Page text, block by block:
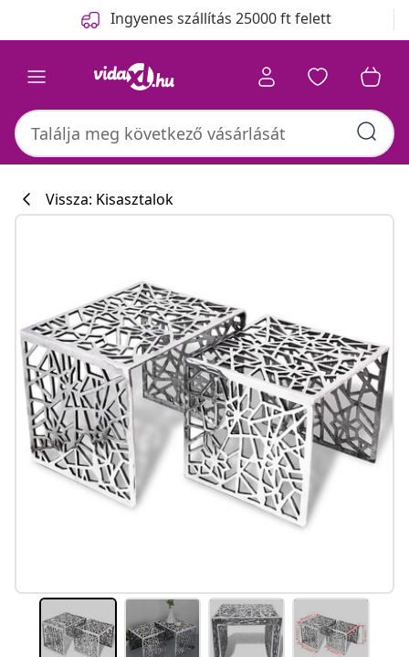
Ingyenes szállítás 25000 ft felett
Vissza: Kisasztalok